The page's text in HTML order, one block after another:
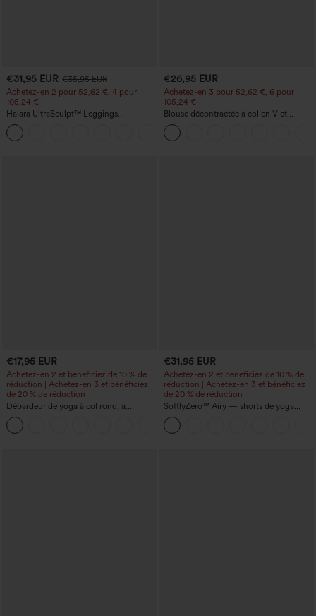
€31,95 EUR €35,95 EUR
Achetez-en 2 pour 52,62 €, 4 pour
105,24 €
Halara UltraSculpt™ Leggings
d'entraînement sculptants taille haute,
effet ventre plat, avec poche
€26,95 EUR
Achetez-en 3 pour 52,62 €, 6 pour
105,24 €
Blouse décontractée à col en V et
manches courtes bouffantes
€17,95 EUR
Achetez-en 2 et bénéficiez de 10 % de
réduction | Achetez-en 3 et bénéficiez
de 20 % de réduction
Débardeur de yoga à col rond, à
fronces, effet rafraîchissant - UPF50+
€31,95 EUR
Achetez-en 2 et bénéficiez de 10 % de
réduction | Achetez-en 3 et bénéficiez
de 20 % de réduction
SoftlyZero™ Airy — shorts de yoga
super taille haute 2-en-1 InstantCool
avec poches